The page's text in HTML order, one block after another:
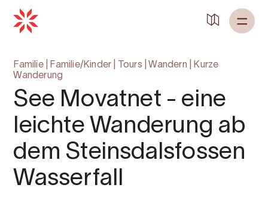
Familie| Familie/Kinder Tours Wandern
Kurze
Wanderung
See Movatnet - eine
leichte Wanderung ab
dem Steinsdalsfossen
Wasserfall